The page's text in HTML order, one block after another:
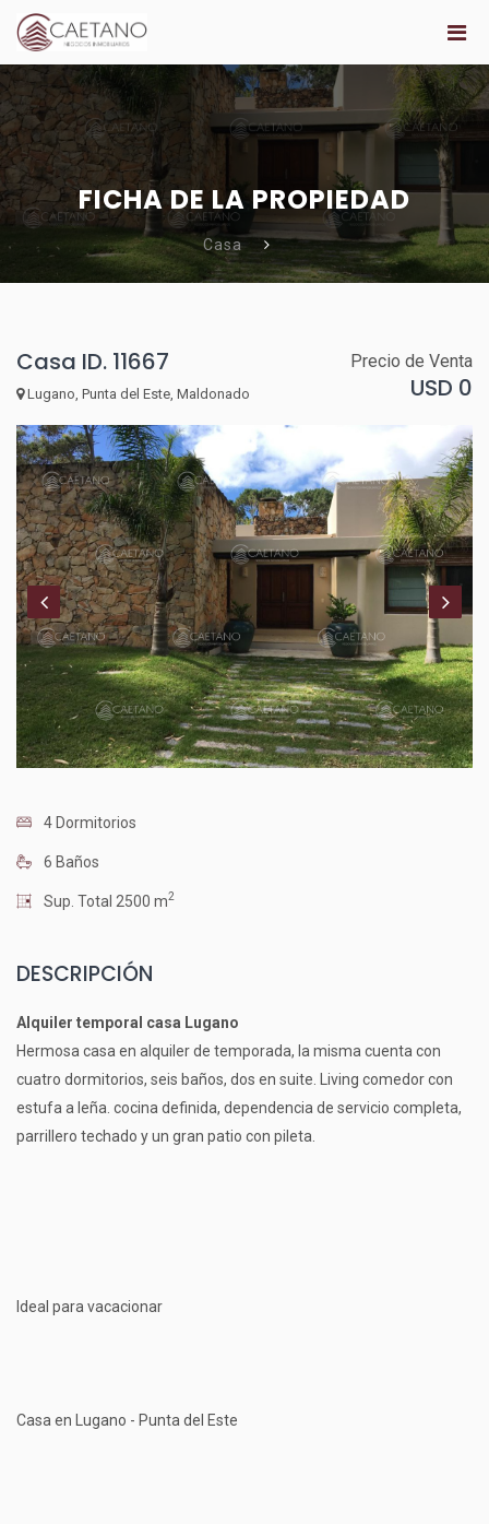
FICHA DE LA PROPIEDAD
Casa
Casa ID. 11667
Lugano, Punta del Este, Maldonado
Precio de Venta
USD 0
4 Dormitorios
6 Baños
Sup. Total 2500 m2
DESCRIPCIÓN
Alquiler temporal casa Lugano
Hermosa casa en alquiler de temporada, la misma cuenta con
cuatro dormitorios, seis baños, dos en suite. Living comedor con
estufa a leña. cocina definida, dependencia de servicio completa,
parrillero techado y un gran patio con pileta.
Ideal para vacacionar
Casa en Lugano - Punta del Este